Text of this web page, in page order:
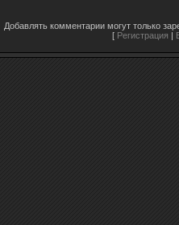
Добавлять комментарии могут только
[ Регистрация |